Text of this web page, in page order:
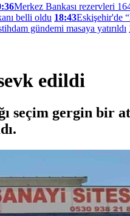
Merkez Bankası rezervleri
belli oldu 18:43Eskişehir'de
gündemi masaya yatırıldı
edildi
seçim gergin bir